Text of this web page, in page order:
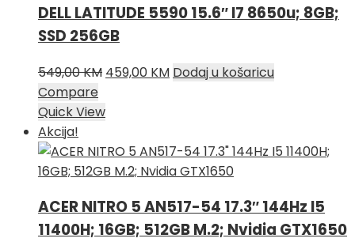
DELL LATITUDE 5590 15.6″ I7 8650u; 8GB;
SSD 256GB
549,00KM Izvorna
bila
549,00 KM.
459,00 KMTrenutna
Dodaj u košaricu
Compare
Quick View
Akcija!
ACER NITRO 5 AN517-54 17.3″ 144Hz I5
11400H; 16GB; 512GB M.2; Nvidia GTX1650